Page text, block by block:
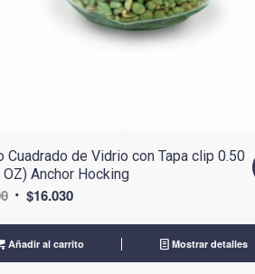
Cuadrado de Vidrio con Tapa clip 0.50
OZ) Anchor Hocking
El
original
era:
$16.030El
actual
es:
Añadir al carrito Mostrar detalles